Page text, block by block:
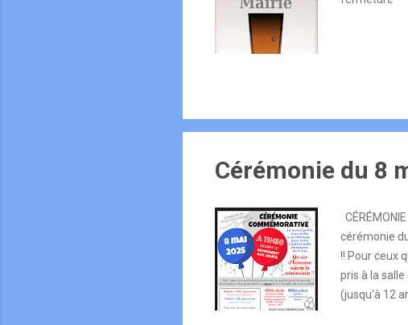
Cérémonie du 8
cérémonie
!! Pour ceux
pris à la
(jusqu'à 12